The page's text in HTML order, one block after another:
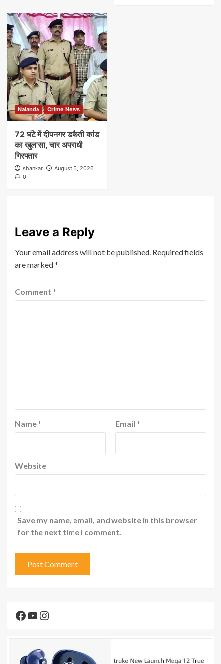
Nalanda Crime News
72 घंटे में दीपनगर डकैती कांड
का खुलासा, चार अपराधी
गिरफ्तार
shankar
August 6, 2026
0
Leave a Reply
Your email address will not be published. Required fields
are marked*
Comment *
Name * Email *
Website
Save my name, email, and website in this browser
for the next time I comment.
Facebook
YouTube
Instagram